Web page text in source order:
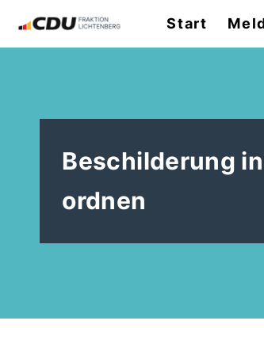
Start
Beschilderung
ordnen